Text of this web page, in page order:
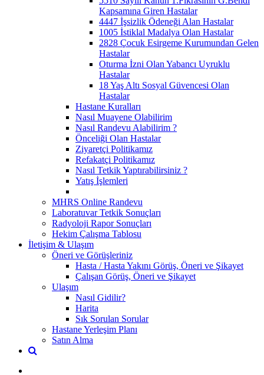
Kapsamına Giren Hastalar
4447 İşsizlik Ödeneği Alan Hastalar
1005 İstiklal Madalya Olan Hastalar
2828 Çocuk Esirgeme Kurumundan Gelen
Hastalar
Oturma İzni Olan Yabancı Uyruklu
Hastalar
18 Yaş Altı Sosyal Güvencesi Olan
Hastalar
Hastane Kuralları
Nasıl Muayene Olabilirim
Nasıl Randevu Alabilirim ?
Önceliği Olan Hastalar
Ziyaretçi Politikamız
Refakatçi Politikamız
Nasıl Tetkik Yaptırabilirsiniz ?
Yatış İşlemleri
MHRS Online Randevu
Laboratuvar Tetkik Sonuçları
Radyoloji Rapor Sonuçları
Hekim Çalışma Tablosu
İletişim & Ulaşım
Öneri ve Görüşleriniz
Hasta / Hasta Yakını Görüş, Öneri ve Şikayet
Çalışan Görüş, Öneri ve Şikayet
Ulaşım
Nasıl Gidilir?
Harita
Sık Sorulan Sorular
Hastane Yerleşim Planı
Satın Alma